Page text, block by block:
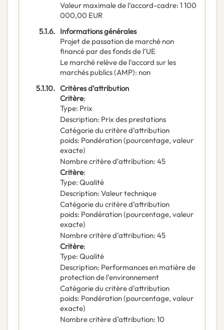
Valeur maximale de l’accord-cadre: 1 100
000,00 EUR
5.1.6. Informations générales
Projet de passation de marché non
financé par des fonds de l’UE
Le marché relève de l’accord sur les
marchés publics (AMP): non
5.1.10. Critères d’attribution
Critère:
Type: Prix
Description: Prix des prestations
Catégorie du critère d’attribution
poids: Pondération (pourcentage, valeur
exacte)
Nombre critère d’attribution: 45
Critère:
Type: Qualité
Description: Valeur technique
Catégorie du critère d’attribution
poids: Pondération (pourcentage, valeur
exacte)
Nombre critère d’attribution: 45
Critère:
Type: Qualité
Description: Performances en matière de
protection de l'environnement
Catégorie du critère d’attribution
poids: Pondération (pourcentage, valeur
exacte)
Nombre critère d’attribution: 10